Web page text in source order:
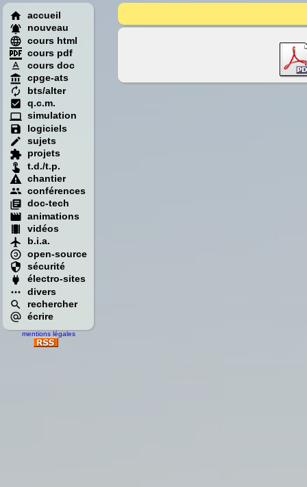
accueil
nouveau
cours html
cours pdf
cours doc
cpge-ats
bts/alter
q.c.m.
simulation
logiciels
sujets
projets
t.d./t.p.
chantier
conférences
doc-tech
animations
vidéos
b.i.a.
open-source
sécurité
électro-sites
divers
rechercher
écrire
mentions légales